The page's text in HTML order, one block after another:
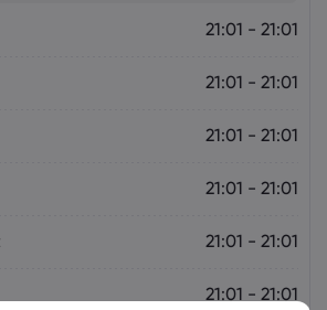
21:01 - 21:01
21:01 - 21:01
21:01 - 21:01
21:01 - 21:01
21:01 - 21:01
21:01 - 21:01